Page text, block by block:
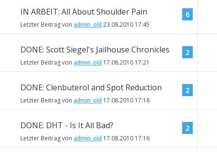
IN ARBEIT: All About Shoulder Pain
Letzter Beitrag von admin_old 23.08.2010 17:45
6
DONE: Scott Siegel's Jailhouse Chronicles
Letzter Beitrag von admin_old 17.08.2010 17:21
2
DONE: Clenbuterol and Spot Reduction
Letzter Beitrag von admin_old 17.08.2010 17:18
2
DONE: DHT - Is It All Bad?
Letzter Beitrag von admin_old 17.08.2010 17:16
2